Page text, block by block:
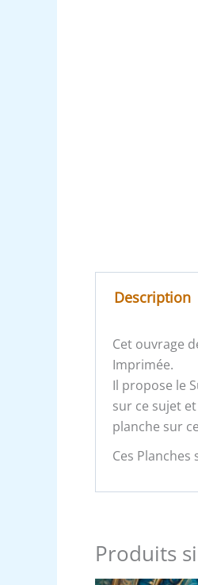
Description
Cet ouvrage
Imprimée.
Il propose le
sur ce sujet
planche sur
Ces
Produits